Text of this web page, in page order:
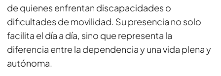
de quienes enfrentan discapacidades o
dificultades de movilidad. Su presencia no solo
facilita el día a día, sino que representa la
diferencia entre la dependencia y una vida plena y
autónoma.